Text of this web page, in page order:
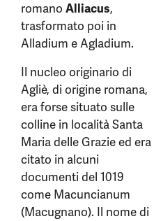
romano Alliacus,
trasformato poi in
Alladium e Agladium.
Il nucleo originario di
Agliè, di origine romana,
era forse situato sulle
colline in località Santa
Maria delle Grazie ed era
citato in alcuni
documenti del 1019
come Macuncianum
(Macugnano). Il nome di